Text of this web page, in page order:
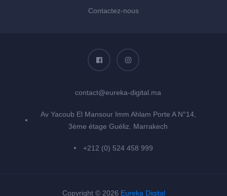
Contactez-nous
contact@eureka-digital.ma
Av Yacoub El Mansour Imm Ahlam Porte A N°14,
3ème étage Guéliz. Marrakech
+212 (0) 524 458 999
Copyright © 2026 Eureka Digital